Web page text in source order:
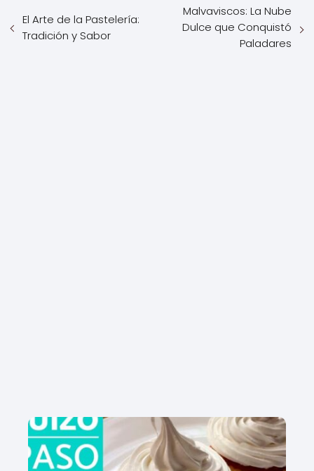
El Arte de la Pastelería:
Tradición y Sabor
Malvaviscos: La Nube
Dulce que Conquistó
Paladares